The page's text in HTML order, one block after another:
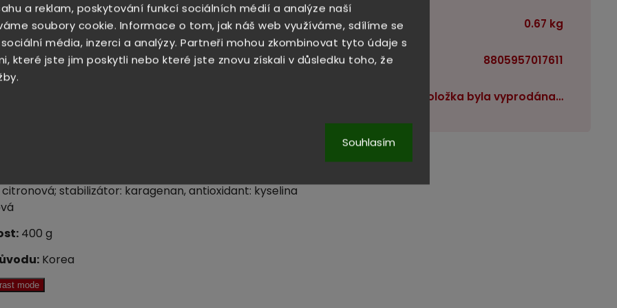
a reklam, poskytování funkcí sociálních médií a analýze naší
soubory cookie. Informace o tom, jak náš web využíváme, sdílíme se
média, inzerci a analýzy. Partneři mohou zkombinovat tyto údaje s
které jste jim poskytli nebo které jste znovu získali v důsledku toho, že
Souhlasím
stravy, který napomáhá posílení a zlepšení celkové
Možnosti jeho využití jsou mnohostranné a záleží
Vaší fantazii.
2-3 lžiček do šálku
vody získáte lahodný
nápoj. V kombinaci se
citronová; stabilizátor: karagenan,antioxidant: kyselina
400 g
Korea
Hmotnost 0.67 kg
EAN: 8805957017611
Položka byla vyprodána…
mode